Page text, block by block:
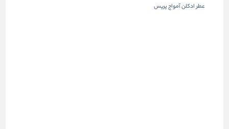
عطر ادکلن آمواج پرپس